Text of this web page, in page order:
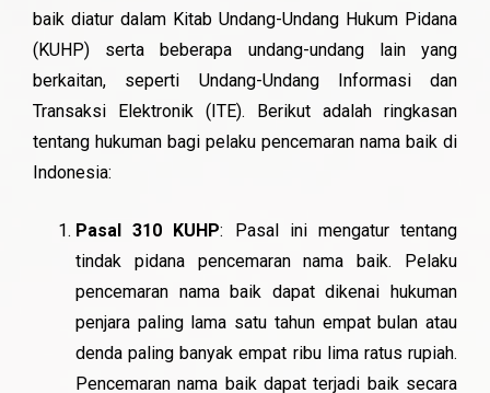
baik diatur dalam Kitab Undang-Undang Hukum Pidana
(KUHP) serta beberapa undang-undang lain yang
berkaitan, seperti Undang-Undang Informasi dan
Transaksi Elektronik (ITE). Berikut adalah ringkasan
tentang hukuman bagi pelaku pencemaran nama baik di
Indonesia:
Pasal 310 KUHP: Pasal ini mengatur tentang
tindak pidana pencemaran nama baik. Pelaku
pencemaran nama baik dapat dikenai hukuman
penjara paling lama satu tahun empat bulan atau
denda paling banyak empat ribu lima ratus rupiah.
Pencemaran nama baik dapat terjadi baik secara